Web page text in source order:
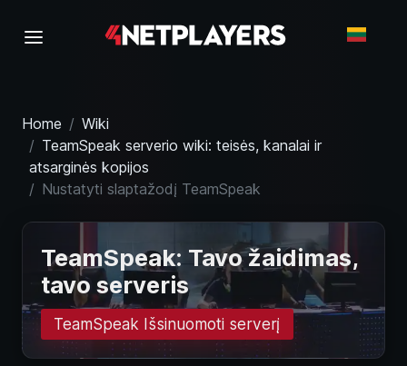
Home
Wiki
TeamSpeak serverio wiki: teisės, kanalai ir
atsarginės kopijos
Nustatyti slaptažodį TeamSpeak
TeamSpeak: Tavo žaidimas,
tavo serveris
TeamSpeak Išsinuomoti serverį